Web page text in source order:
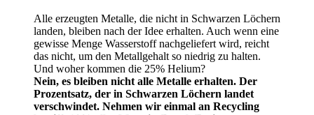
Alle erzeugten Metalle, die nicht in Schwarzen Löchern
landen, bleiben nach der Idee erhalten. Auch wenn eine
gewisse Menge Wasserstoff nachgeliefert wird, reicht
das nicht, um den Metallgehalt so niedrig zu halten.
Und woher kommen die 25% Helium?
Nein, es bleiben nicht alle Metalle erhalten. Der
Prozentsatz, der in Schwarzen Löchern landet
verschwindet. Nehmen wir einmal an Recycling